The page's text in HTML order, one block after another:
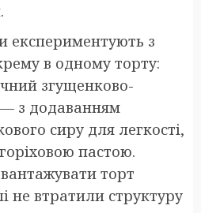
експериментують з
в одному торту:
згущенково-
з додаванням
сиру для легкості,
пастою.
торт
не втратили структуру